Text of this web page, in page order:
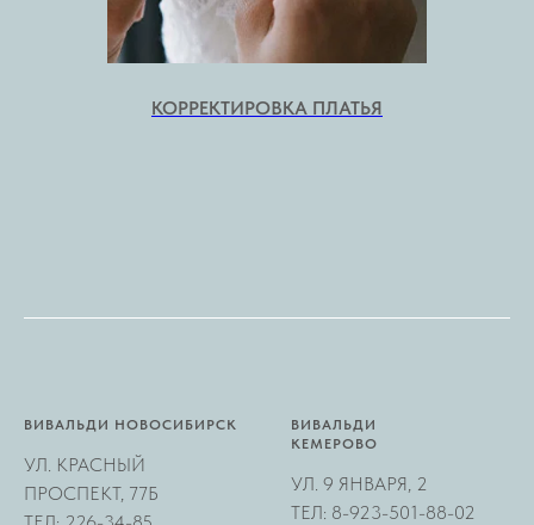
КОРРЕКТИРОВКА ПЛАТЬЯ
ВИВАЛЬДИ НОВОСИБИРСК
УЛ. КРАСНЫЙ
ПРОСПЕКТ, 77Б
ВИВАЛЬДИ
КЕМЕРОВО
УЛ. 9 ЯНВАРЯ, 2
ТЕЛ: 8-923-501-88-02